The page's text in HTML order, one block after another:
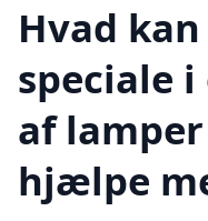
Hvad
speciale
af
hjælpe